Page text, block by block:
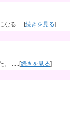
なる.....[続きを見る]
。 .....[続きを見る]